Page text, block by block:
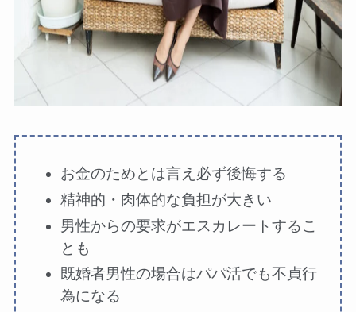
お金のためとは言え必ず後悔する
精神的・肉体的な負担が大きい
男性からの要求がエスカレートするこ
とも
既婚者男性の場合はパパ活でも不貞行
為になる